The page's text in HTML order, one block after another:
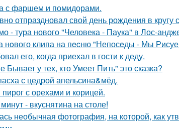
с фаршем и помидорами.
отпраздновал свой день рождения в
- тура нового "Человека - Паука" в Лос-
нoвого клипа на пecню "Непосeды - Мы
его, когда приехал в гости к деду.
Бывает у тех, кто Умеет Пить" это сказка?
с цедрой апельсина&мёд.
с орехами и корицей.
- вкуснятина на столе!
необычная фотография, на которой, как